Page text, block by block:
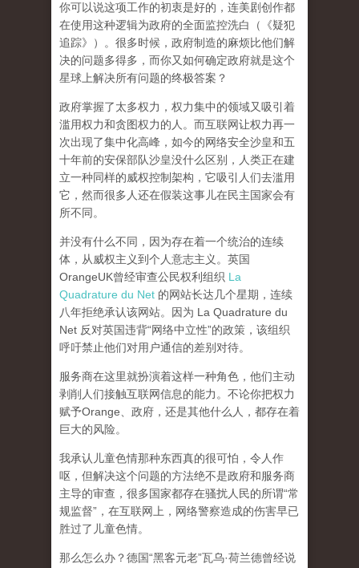
你可以说这项工作的初衷是好的，连美剧创作都
在使用这种逻辑为政府的全面监控洗白（《疑犯
追踪》）。 很多时候，政府制造的麻烦比他们解
决的问题多得多，而你又如何确定政府就是这个
星球上解决所有问题的终极答案？
政府掌握了太多权力，权力集中的领域又吸引着
滥用权力和贪图权力的人。而互联网让权力再一
次出现了集中化高峰， 如今的网络安全沙皇和五
十年前的安保部队沙皇没什么区别，人类正在建
立一种同样的威权控制架构，它吸引人们去滥用
它，然而很多人还在假装这事儿在民主国家会有
所不同。
并没有什么不同，因为存在着一个统治的连续
体，从威权主义到个人意志主义。英国
OrangeUK曾经审查公民权利组织 La
Quadrature du Net 的网站长达几个星期，连续
八年拒绝承认该网站。因为 La Quadrature du
Net 反对英国违背“网络中立性”的政策，该组织
呼吁禁止他们对用户通信的差别对待。
服务商在这里就扮演着这样一种角色，他们主动
剥削人们接触互联网信息的能力。不论你把权力
赋予Orange、政府，还是其他什么人，都存在着
巨大的风险。
我承认儿童色情那种东西真的很可怕，令人作
呕，但解决这个问题的方法绝不是政府和服务商
主导的审查，很多国家都存在骚扰人民的所谓“常
规监督”，在互联网上，网络警察造成的伤害早已
胜过了儿童色情。
那么怎么办？德国“黑客元老”瓦乌·荷兰德曾经说